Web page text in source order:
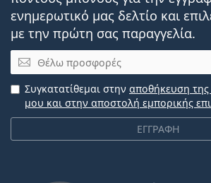
ενημερωτικό μας δελτίο και
με την πρώτη σας παραγγελία.
Email
ΕΓΓΡΑΦΗ
Συγκατατίθεμαι στην αποθήκευση
μου και στην αποστολή εμπορικής